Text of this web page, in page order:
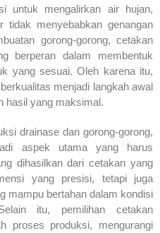
untuk mengalirkan air hujan,
tidak menyebabkan genangan
gorong-gorong, cetakan
berperan dalam membentuk
yang sesuai. Oleh karena itu,
menjadi langkah awal
hasil yang maksimal.
drainase dan gorong-gorong,
aspek utama yang harus
dihasilkan dari cetakan yang
yang presisi, tetapi juga
mampu bertahan dalam kondisi
itu, pemilihan cetakan
proses produksi, mengurangi